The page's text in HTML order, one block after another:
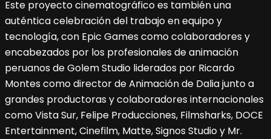
Este proyecto cinematográfico es también una
auténtica celebración del trabajo en equipo y
tecnología, con Epic Games como colaboradores y
encabezados por los profesionales de animación
peruanos de Golem Studio liderados por Ricardo
Montes como director de Animación de Dalia junto a
grandes productoras y colaboradores internacionales
como Vista Sur, Felipe Producciones, Filmsharks, DOCE
Entertainment, Cinefilm, Matte, Signos Studio y Mr.